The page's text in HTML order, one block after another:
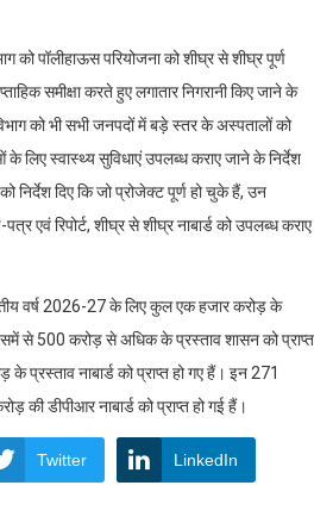
को पॉलीहाऊस परियोजना को शीघ्र से शीघ्र पूर्ण
समीक्षा करते हुए लगातार निगरानी किए जाने के
को भी सभी जनपदों में बड़े स्तर के अस्पतालों को
लिए स्वास्थ्य सुविधाएं उपलब्ध कराए जाने के निर्देश
निर्देश दिए कि जो प्रोजेक्ट पूर्ण हो चुके हैं, उन
एवं रिपोर्ट, शीघ्र से शीघ्र नाबार्ड को उपलब्ध कराए
वर्ष 2026-27 के लिए कुल एक हजार करोड़ के
से 500 करोड़ से अधिक के प्रस्ताव शासन को प्राप्त
प्रस्ताव नाबार्ड को प्राप्त हो गए हैं। इन 271
की डीपीआर नाबार्ड को प्राप्त हो गई हैं।
Twitter LinkedIn